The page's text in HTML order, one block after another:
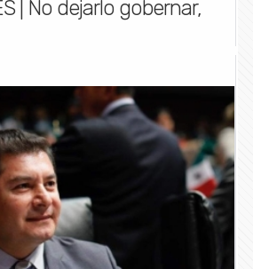
| No dejarlo gobernar,